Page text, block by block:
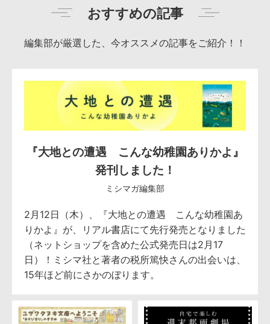
おすすめの記事
編集部が厳選した、今オススメの記事をご紹介！！
『大地との遭遇 こんな幼稚園ありかよ』
発刊しました！
ミシマガ編集部
2月12日（木）、『大地との遭遇 こんな幼稚園あ
りかよ』が、リアル書店にて先行発売となりました
（ネットショップを含めた公式発売日は2月17
日）！ミシマ社と著者の税所篤快さんの出会いは、
15年ほど前にさかのぼります。